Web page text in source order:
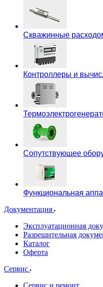
Скважинные
Контроллеры и
Сопутствующее
Функциональная
Документация
Эксплуатационная
Разрешительная
Каталог
Оферта
Сервис
Сервис и ремонт